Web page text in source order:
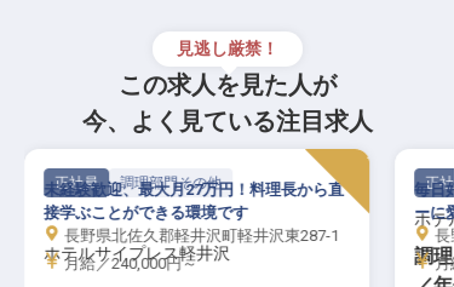
見逃し厳禁！
この求人を見た人が
今、よく見ている注目求人
正社員 調理部門その他
ホテルジャパン志賀
調理スタッフ（単身・世帯寮完備
毎日好きなことを楽しみながら「リピータ
ーに愛される料理」を作る喜び。
長野県下高井郡山ノ内町平穏7149
月給／202,000円～
パ
ホテ
調
この
最短
長
時